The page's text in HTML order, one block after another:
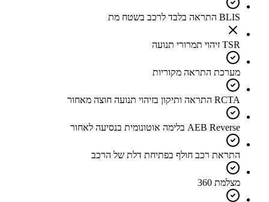
BLIS התראה בלבד לרכב בשטח מת
TSR זיהוי תמרורי תנועה
מערכת התראה מקוריות
RCTA התראה ותיקון בזיהוי תנועה חוצה מאחור
AEB Reverse בלימה אוטונומית בנסיעה לאחור
התראת רכב חולף בפתיחת דלת של הרכב
מצלמת 360